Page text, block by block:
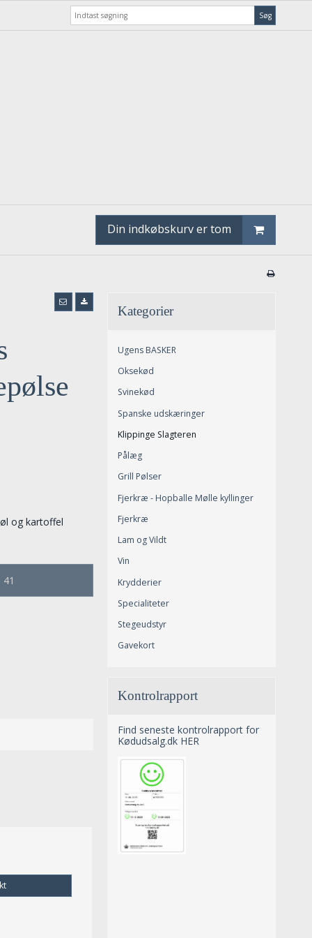
Søg
Din indkøbskurv er tom
og kartoffel
Kategorier
Ugens BASKER
Oksekød
Svinekød
Spanske udskæringer
Klippinge Slagteren
Pålæg
Grill Pølser
Fjerkræ - Hopballe Mølle kyllinger
Fjerkræ
Lam og Vildt
Vin
Krydderier
Specialiteter
Stegeudstyr
Gavekort
Kontrolrapport
Find seneste kontrolrapport for
Kødudsalg.dk HER